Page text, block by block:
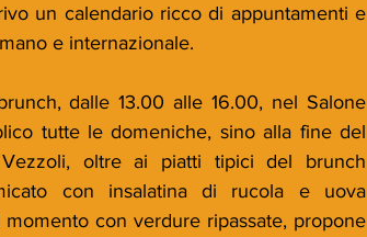
un calendario ricco di appuntamenti e
e internazionale.
dalle 13.00 alle 16.00, nel Salone
tutte le domeniche, sino alla fine del
oltre ai piatti tipici del brunch
con insalatina di rucola e uova
con verdure ripassate, propone